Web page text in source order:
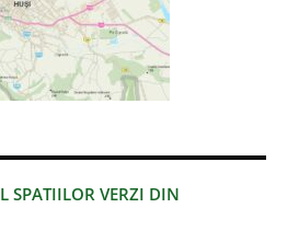
SPATIILOR VERZI DIN